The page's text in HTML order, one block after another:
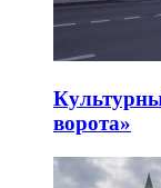
ворота»